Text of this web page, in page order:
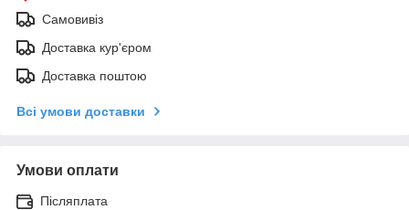
Самовивіз
Доставка кур'єром
Доставка поштою
Всі умови доставки
Умови оплати
Післяплата